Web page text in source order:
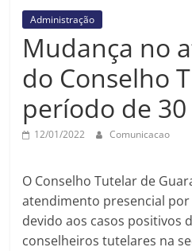
Administração
Mudança no
do Conselho
período de
12/01/2022 Comunicacao
O Conselho Tutelar de
atendimento presencial
devido aos casos positivos
conselheiros tutelares na